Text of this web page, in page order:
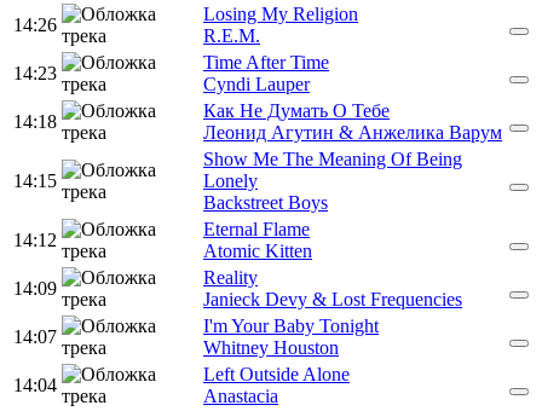
14:26
Losing My Religion
R.E.M.
14:23
Time After Time
Cyndi Lauper
14:18
Как Не Думать О Тебе
Леонид Агутин & Анжелика Варум
14:15
Show Me The Meaning Of Being
Lonely
Backstreet Boys
14:12
Eternal Flame
Atomic Kitten
14:09
Reality
Janieck Devy & Lost Frequencies
14:07
I'm Your Baby Tonight
Whitney Houston
14:04
Left Outside Alone
Anastacia